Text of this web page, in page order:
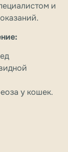
и
у кошек.